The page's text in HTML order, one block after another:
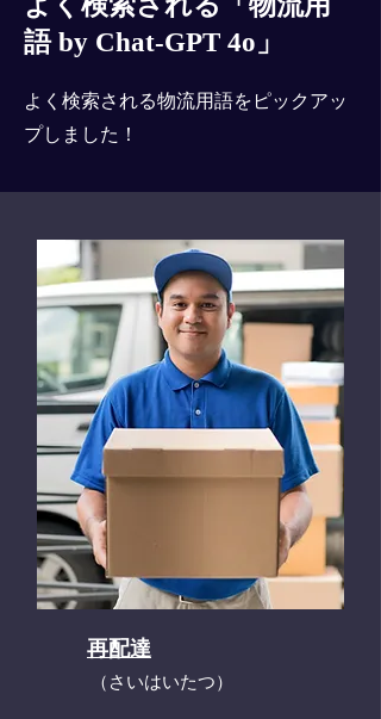
語 by Chat-GPT 4o」
よく検索される物流用語をピックアッ
プしました！
再配達
​（さいはいたつ）